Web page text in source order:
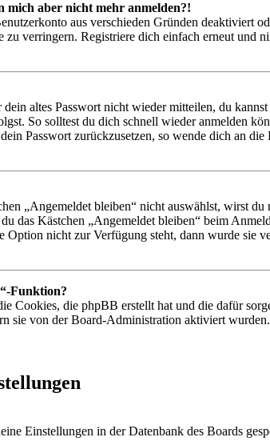
aber nicht mehr anmelden?!
aus verschieden Gründen deaktiviert
zu verringern. Registriere dich einfach erneut und
altes Passwort nicht wieder mitteilen, du
So solltest du dich schnell wieder anmelden
Passwort zurückzusetzen, so wende dich an
„Angemeldet bleiben“ nicht auswählst, wirst
das Kästchen „Angemeldet bleiben“ beim
Option nicht zur Verfügung steht, dann wurde sie
Funktion?
Cookies, die phpBB erstellt hat und die dafür
sie von der Board-Administration aktiviert
Einstellungen in der Datenbank des Boards